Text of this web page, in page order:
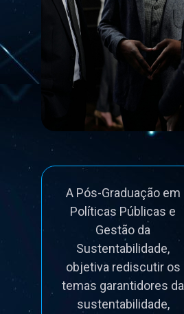
A Pós-Graduação em
Políticas Públicas e
Gestão da
Sustentabilidade,
objetiva rediscutir os
temas garantidores da
sustentabilidade,